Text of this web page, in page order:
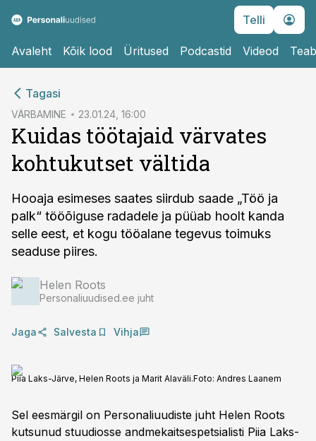
Telli
Avaleht Kõik lood Üritused Podcastid Videod
Tagasi
VÄRBAMINE 23.01.24, 16:00
Kuidas töötajaid värvates
kohtukutset vältida
Hooaja esimeses saates siirdub saade „Töö ja
palk“ tööõiguse radadele ja püüab hoolt kanda
selle eest, et kogu tööalane tegevus toimuks
seaduse piires.
Helen Roots
Personaliuudised.ee juht
Jaga Salvesta Vihja
Piia Laks-Järve, Helen Roots ja Marit Alaväli.Foto: Andres Laanem
Sel eesmärgil on Personaliuudiste juht Helen Roots
kutsunud stuudiosse andmekaitsespetsialisti Piia Laks-